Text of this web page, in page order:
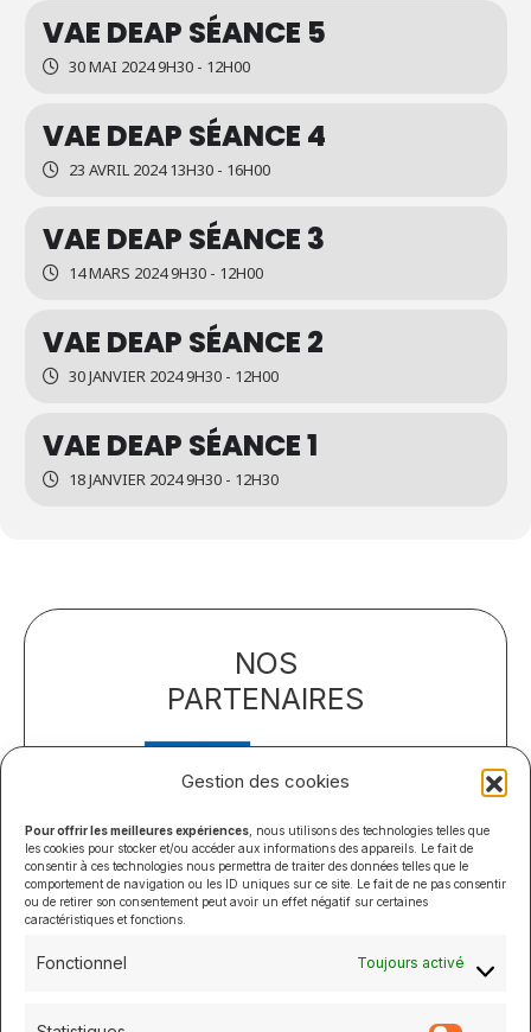
Gestion des cookies
Pour offrir les meilleures expériences , nous utilisons des technologies telles que
les cookies pour stocker et/ou accéder aux informations des appareils. Le fait de
consentir à ces technologies nous permettra de traiter des données telles que le
comportement de navigation ou les ID uniques sur ce site. Le fait de ne pas consentir
ou de retirer son consentement peut avoir un effet négatif sur certaines
caractéristiques et fonctions.
Fonctionnel Toujours activé
VAE DEAP SÉANCE 5
30 MAI 2024 9H30 - 12H00
VAE DEAP SÉANCE 4
23 AVRIL 2024 13H30 - 16H00
VAE DEAP SÉANCE 3
14 MARS 2024 9H30 - 12H00
VAE DEAP SÉANCE 2
30 JANVIER 2024 9H30 - 12H00
VAE DEAP SÉANCE 1
18 JANVIER 2024 9H30 - 12H30
NOS
PARTENAIRES